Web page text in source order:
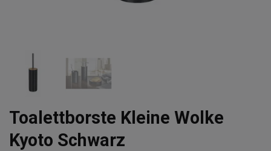
Toalettborste Kleine Wolke
Kyoto Schwarz